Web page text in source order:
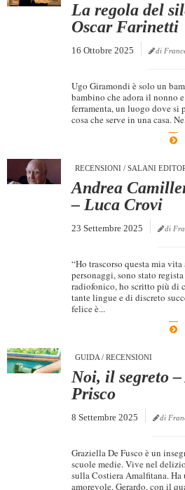
La regola del
Oscar Farinetti
16 Ottobre 2025 di
Ugo Giramondi è solo un
bambino che adora il nonno
ferramenta, un luogo dove si
cosa che serve in una casa.
RECENSIONI / SALANI
Andrea
– Luca Crovi
23 Settembre 2025 di
“Ho trascorso questa mia
personaggi, sono stato
radiofonico, ho scritto più di
tante lingue e di discreto
felice è...
GUIDA/ RECENSIONI
Noi, il segreto
Prisco
8 Settembre 2025 di
Graziella De Fusco è un
scuole medie. Vive nel
sulla Costiera Amalfitana.
amorevole, Gerardo, con il